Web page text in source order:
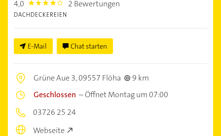
4,0 4.0 2 Bewertungen
DACHDECKEREIEN
E-Mail Chat starten
Grüne Aue 3,09557 Flöha
9 km
Geschlossen –Öffnet Montag um 07:00
03726 25 24
Webseite